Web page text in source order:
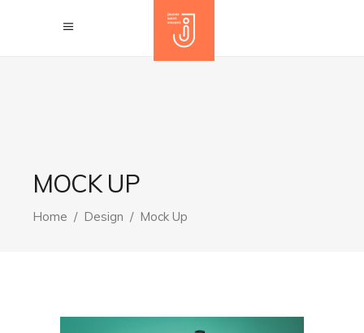
MOCK UP
Home / Design / Mock Up